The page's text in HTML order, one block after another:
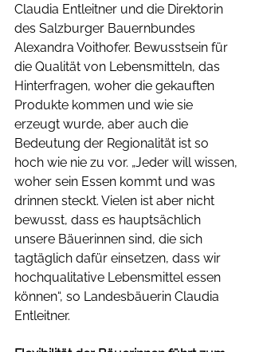
Claudia Entleitner und die Direktorin
des Salzburger Bauernbundes
Alexandra Voithofer. Bewusstsein für
die Qualität von Lebensmitteln, das
Hinterfragen, woher die gekauften
Produkte kommen und wie sie
erzeugt wurde, aber auch die
Bedeutung der Regionalität ist so
hoch wie nie zu vor. „Jeder will wissen,
woher sein Essen kommt und was
drinnen steckt. Vielen ist aber nicht
bewusst, dass es hauptsächlich
unsere Bäuerinnen sind, die sich
tagtäglich dafür einsetzen, dass wir
hochqualitative Lebensmittel essen
können“, so Landesbäuerin Claudia
Entleitner.